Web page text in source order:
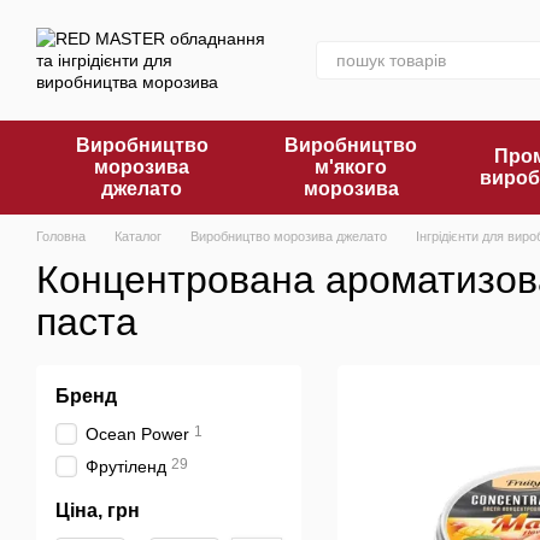
Виробництво
морозива
джелато
Виробництво
м'якого
морозива
Головна Каталог Виробництво морозива джелато Інгрідієнти для
Концентрована
паста
Бренд
Ocean Power 1
Фрутіленд 29
Ціна, грн